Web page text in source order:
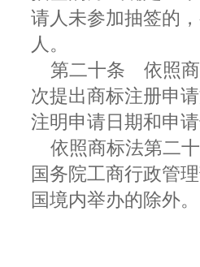
请人未参加抽签的
人。
第二十条 依照商
次提出商标注册申
注明申请日期和申
依照商标法第二
国务院工商行政管
国境内举办的除外